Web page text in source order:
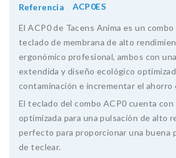
Referencia ACP0ES
El ACP0 de Tacens Anima es un
teclado de membrana de alto
ergonómico profesional, ambos con
extendida y diseño ecológico
contaminación e incrementar el ahorro
El teclado del combo ACP0 cuenta con
optimizada para una pulsación de alto
perfecto para proporcionar una buena
de teclear.